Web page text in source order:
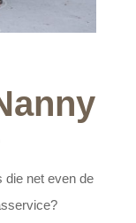
net even de